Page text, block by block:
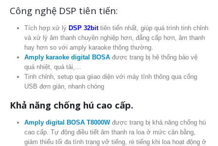
Công nghệ DSP tiên tiến:
Tích hợp xử lý DSP 32bittiên tiến nhất, giúp quá trình tinh chỉnh
và xử lý âm thanh chuyên nghiệp hơn, đẳng cấp hơn, âm thanh
hay hơn so với amply karaoke thông thường.
Amply karaoke digital BOSAđược trang bị hệ thống bảo vệ
quá nhiệt, quá tải,…
Tinh chỉnh, setup qua giiao diện với máy tính thông qua cổng
USB đơn giản, nhanh chóng
Khả năng chống hú cao cấp.
Amply digital BOSA T8000Wđược trang bị khả năng chống hú
cao cấp. Tự động điều tiết âm thanh ra loa ở mức cân bằng,
giảm thiểu tối đa tình trạng vỡ tiếng, rè tiếng khi loa hoạt động ở